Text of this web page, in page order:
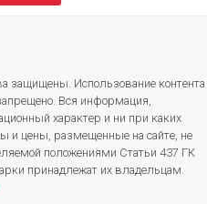
защищены. Использование контента
Вся информация,
характер и ни при каких
и цены, размещенные на сайте, не
положениями Статьи 437 ГК
принадлежат их владельцам.